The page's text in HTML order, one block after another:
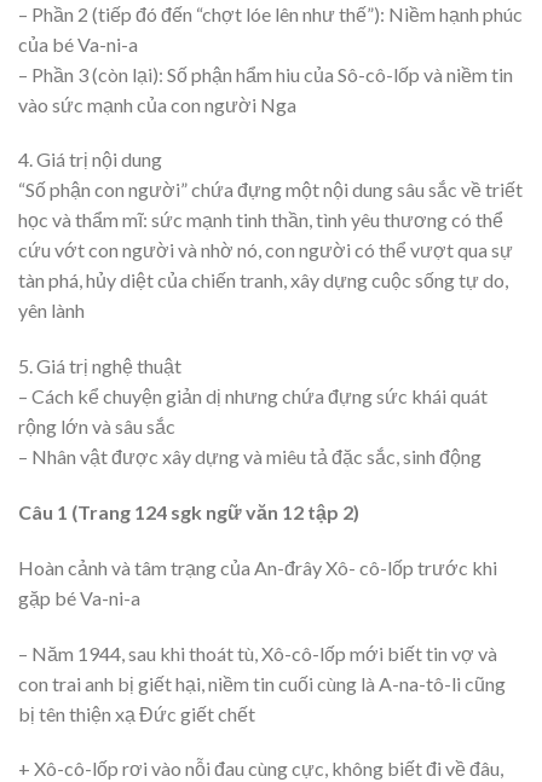
– Phần 2 (tiếp đó đến “chợt lóe lên như thế”): Niềm hạnh phúc
của bé Va-ni-a
– Phần 3 (còn lại): Số phận hẩm hiu của Sô-cô-lốp và niềm tin
vào sức mạnh của con người Nga
4. Giá trị nội dung
“Số phận con người” chứa đựng một nội dung sâu sắc về triết
học và thẩm mĩ: sức mạnh tinh thần, tình yêu thương có thể
cứu vớt con người và nhờ nó, con người có thể vượt qua sự
tàn phá, hủy diệt của chiến tranh, xây dựng cuộc sống tự do,
yên lành
5. Giá trị nghệ thuật
– Cách kể chuyện giản dị nhưng chứa đựng sức khái quát
rộng lớn và sâu sắc
– Nhân vật được xây dựng và miêu tả đặc sắc, sinh động
Câu 1 (Trang 124 sgk ngữ văn 12 tập 2)
Hoàn cảnh và tâm trạng của An-đrây Xô- cô-lốp trước khi
gặp bé Va-ni-a
– Năm 1944, sau khi thoát tù, Xô-cô-lốp mới biết tin vợ và
con trai anh bị giết hại, niềm tin cuối cùng là A-na-tô-li cũng
bị tên thiện xạ Đức giết chết
+ Xô-cô-lốp rơi vào nỗi đau cùng cực, không biết đi về đâu,